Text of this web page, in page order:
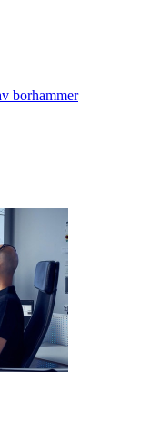
borhammer